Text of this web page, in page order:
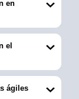
en
el
ágiles